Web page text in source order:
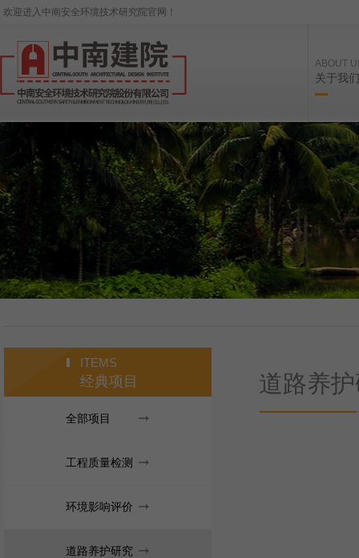
欢迎进入中南安全环境技术研究院官网！
ABOUT
关于我们
道路养
ITEMS
经典项目
全部项目
工程质量检测
环境影响评价
道路养护研究